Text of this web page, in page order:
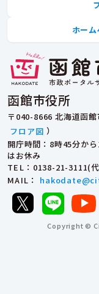
函館市役所
〒040-8666 北海道函
フロア図 ）
開庁時間：8時45分か
はお休み
TEL ：0138-21-3111(
MAIL ：
ホー
Copyright ©